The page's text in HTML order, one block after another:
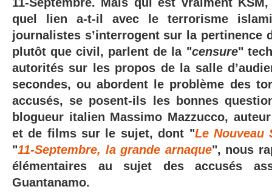
quel lien a-t-il avec le terrorisme
journalistes s’interrogent sur la pertinence
plutôt que civil, parlent de la "censure"
autorités sur les propos de la salle
secondes, ou abordent le problème des
accusés, se posent-ils les bonnes
blogueur italien Massimo Mazzucco,
et de films sur le sujet, dont "Le Nouveau
"11-Septembre, la grande arnaque", nous
élémentaires au sujet des accusés
Guantanamo.